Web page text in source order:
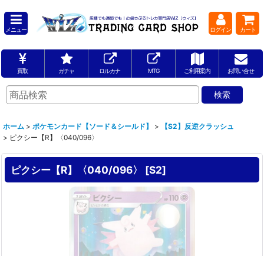
メニュー ログイン カート
買取 ガチャ ロルカナ MTG ご利用案内 お問い合せ
ホーム > ポケモンカード【ソード＆シールド】 >
【S2】反逆クラッシュ
> ピクシー【R】〈040/096〉
ピクシー【R】〈040/096〉 [S2]